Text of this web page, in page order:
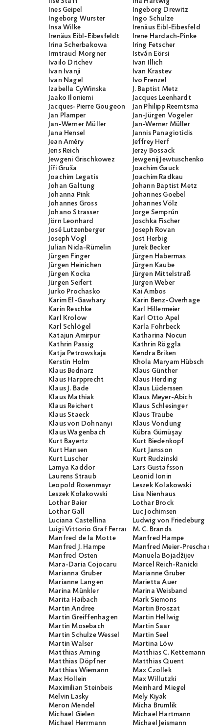
Ines Geipel
Ingeborg Drewitz
Ingeborg Wurster
Ingo Schulze
Insa Wilke
Irenäus Eibl-Eibesfeld
Irenäus Eibl-Eibesfeldt
Irene Hardach-Pinke
Irina Scherbakowa
Iring Fetscher
Irmtraud Morgner
István Eörsi
Ivailo Ditchev
Ivan Illich
Ivan Ivanji
Ivan Krastev
Ivan Nagel
Ivo Frenzel
Izabella CyWinska
J. Baptist Metz
Jaako Iloniemi
Jacques Leenhardt
Jacques-Pierre Gougeon
Jan Philipp Reemtsma
Jan Plamper
Jan-Jürgen Vogeler
Jan-Werner Müller
Jan-Werner Müller
Jana Hensel
Jannis Panagiotidis
Jean Améry
Jeffrey Herf
Jens Reich
Jerzy Bossack
Jewgeni Grischkowez
Jewgenij Jewtuschenko
Jíři Gruša
Joachim Gauck
Joachim Legatis
Joachim Radkau
Johan Galtung
Johann Baptist Metz
Johanna Pink
Johannes Goebel
Johannes Gross
Johannes Völz
Johano Strasser
Jorge Semprún
Jörn Leonhard
Joschka Fischer
José Lutzenberger
Joseph Rovan
Joseph Vogl
Jost Herbig
Julian Nida-Rümelin
Jurek Becker
Jürgen Finger
Jürgen Habermas
Jürgen Heinichen
Jürgen Kaube
Jürgen Kocka
Jürgen Mittelstraß
Jürgen Seifert
Jürgen Weber
Jurko Prochasko
Kai Ambos
Karim El-Gawhary
Karin Benz-Overhage
Karin Reschke
Karl Hillermeier
Karl Krolow
Karl Otto Apel
Karl Schlögel
Karla Fohrbeck
Katajun Amirpur
Katharina Nocun
Kathrin Passig
Kathrin Röggla
Katja Petrowskaja
Kendra Briken
Kerstin Holm
Khola Maryam Hübsch
Klaus Bednarz
Klaus Günther
Klaus Harpprecht
Klaus Herding
Klaus J. Bade
Klaus Lüderssen
Klaus Mathiak
Klaus Meyer-Abich
Klaus Reichert
Klaus Schlesinger
Klaus Staeck
Klaus Traube
Klaus von Dohnanyi
Klaus Vondung
Klaus Wagenbach
Kübra Gümüşay
Kurt Bayertz
Kurt Biedenkopf
Kurt Hansen
Kurt Jansson
Kurt Luscher
Kurt Rudzinski
Lamya Kaddor
Lars Gustafsson
Laurens Straub
Leonid Ionin
Leopold Rosenmayr
Leszek Kolakowski
Leszek Kołakowski
Lisa Nienhaus
Lothar Baier
Lothar Brock
Lothar Gall
Luc Jochimsen
Luciana Castellina
Ludwig von Friedeburg
Luigi Vittorio Graf Ferraris
M. C. Brands
Manfred de la Motte
Manfred Hampe
Manfred J. Hampe
Manfred Meier-Preschany
Manfred Osten
Manuela Bojadžijev
Mara-Daria Cojocaru
Marcel Reich-Ranicki
Marianna Gruber
Marianne Gruber
Marianne Langen
Marietta Auer
Marina Münkler
Marina Weisband
Marita Haibach
Mark Siemons
Martin Andree
Martin Broszat
Martin Greiffenhagen
Martin Hellwig
Martin Mosebach
Martin Saar
Martin Schulze Wessel
Martin Seel
Martin Walser
Martina Löw
Matthias Arning
Matthias C. Kettemann
Matthias Döpfner
Matthias Quent
Matthias Wiemann
Max Czollek
Max Hollein
Max Willutzki
Maximilian Steinbeis
Meinhard Miegel
Melvin Lasky
Mely Kiyak
Meron Mendel
Micha Brumlik
Michael Gielen
Michael Hartmann
Michael Herrmann
Michael Jeismann